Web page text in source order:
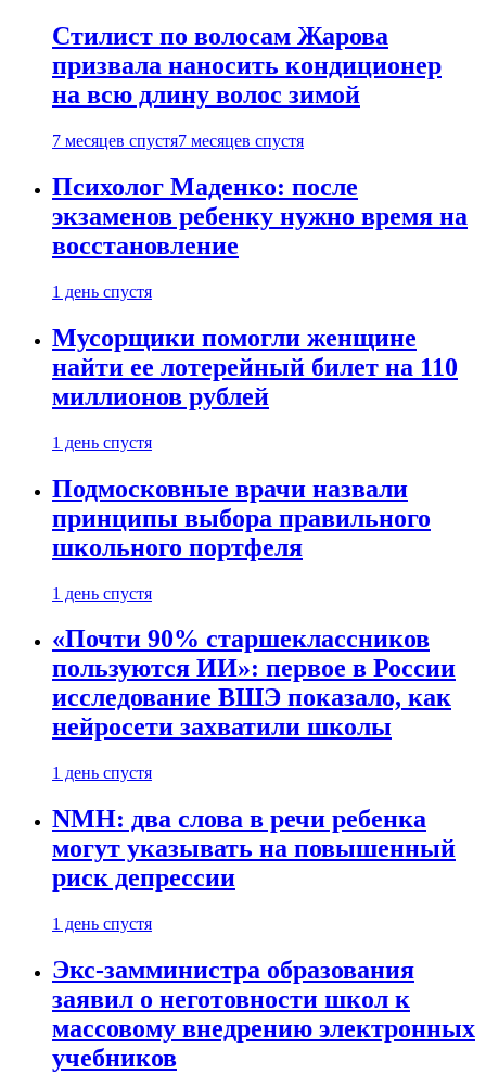
Стилист по волосам Жарова
призвала наносить кондиционер
на всю длину волос зимой
7 месяцев спустя7 месяцев спустя
Психолог Маденко: после
экзаменов ребенку нужно время на
восстановление
1 день спустя
Мусорщики помогли женщине
найти ее лотерейный билет на 110
миллионов рублей
1 день спустя
Подмосковные врачи назвали
принципы выбора правильного
школьного портфеля
1 день спустя
«Почти 90% старшеклассников
пользуются ИИ»: первое в России
исследование ВШЭ показало, как
нейросети захватили школы
1 день спустя
NMH: два слова в речи ребенка
могут указывать на повышенный
риск депрессии
1 день спустя
Экс-замминистра образования
заявил о неготовности школ к
массовому внедрению электронных
учебников